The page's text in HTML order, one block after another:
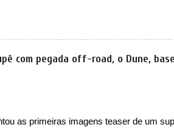
o modelo passará por sua primeira
Vendido na Europa como 02 e Z20 na
apenas como ‘20’. Junto das
pode ser um dos primeiros produtos da
térmica e integra 12 elementos
TMS, controle ativo de pré-carga e
com pegada off-road, o Dune,
as primeiras imagens teaser de um